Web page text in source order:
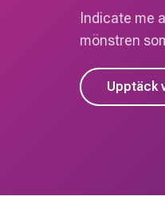
Indicate me
mönstren
Upptäck